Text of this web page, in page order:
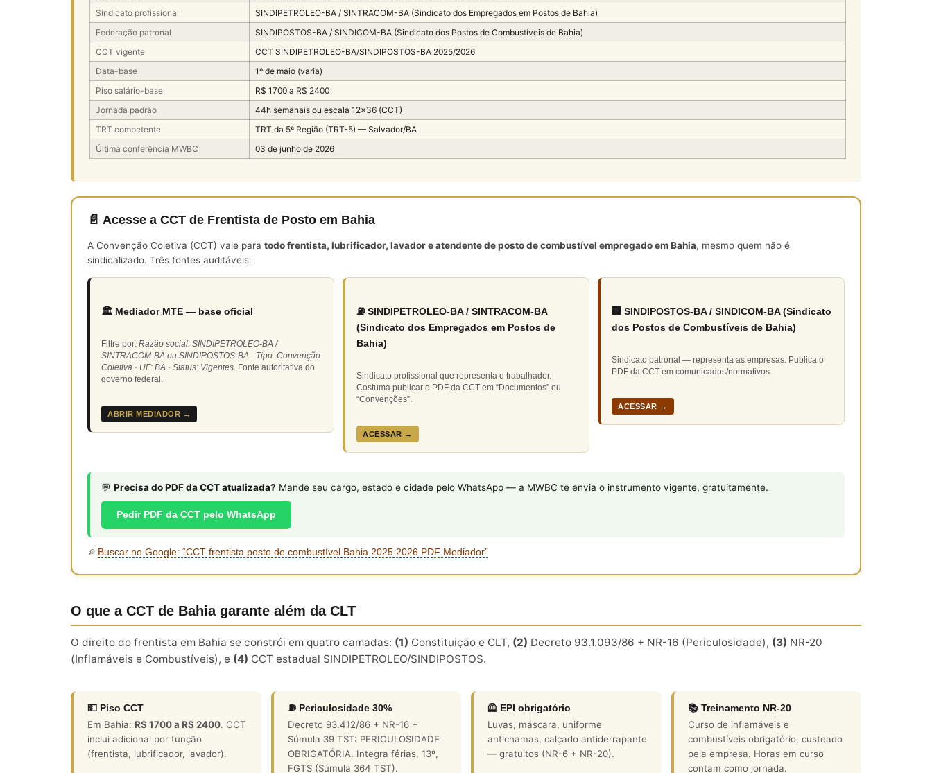
Sindicato profissional
SINDIPETROLEO-BA / SINTRACOM-BA (Sindicato dos Empregados em Postos de Bahia)
Federação patronal
SINDIPOSTOS-BA / SINDICOM-BA (Sindicato dos Postos de Combustíveis de Bahia)
CCT vigente
CCT SINDIPETROLEO-BA/SINDIPOSTOS-BA 2025/2026
Data-base
1º de maio (varia)
Piso salário-base
R$ 1700 a R$ 2400
Jornada padrão
44h semanais ou escala 12×36 (CCT)
TRT competente
TRT da 5ª Região (TRT-5) — Salvador/BA
Última conferência MWBC
03 de junho de 2026
📄 Acesse a CCT de Frentista de Posto em Bahia
A Convenção Coletiva (CCT) vale para todo frentista, lubrificador, lavador e atendente de posto de combustível empregado em Bahia, mesmo quem não é
sindicalizado. Três fontes auditáveis:
🏛️ Mediador MTE — base oficial
Filtre por: Razão social: SINDIPETROLEO-BA /
SINTRACOM-BA ou SINDIPOSTOS-BA · Tipo: Convenção
Coletiva · UF: BA · Status: Vigentes. Fonte autoritativa do
governo federal.
ABRIR MEDIADOR →
⛽ SINDIPETROLEO-BA / SINTRACOM-BA
(Sindicato dos Empregados em Postos de
Bahia)
Sindicato profissional que representa o trabalhador.
Costuma publicar o PDF da CCT em “Documentos” ou
“Convenções”.
ACESSAR →
🏢 SINDIPOSTOS-BA / SINDICOM-BA (Sindicato
dos Postos de Combustíveis de Bahia)
Sindicato patronal — representa as empresas. Publica o
PDF da CCT em comunicados/normativos.
ACESSAR →
💬 Precisa do PDF da CCT atualizada? Mande seu cargo, estado e cidade pelo WhatsApp — a MWBC te envia o instrumento vigente, gratuitamente.
Pedir PDF da CCT pelo WhatsApp
🔎 Buscar no Google: “CCT frentista posto de combustível Bahia 2025 2026 PDF Mediador”
O que a CCT de Bahia garante além da CLT
O direito do frentista em Bahia se constrói em quatro camadas: (1) Constituição e CLT, (2) Decreto 93.1.093/86 + NR-16 (Periculosidade), (3) NR-20
(Inflamáveis e Combustíveis), e (4) CCT estadual SINDIPETROLEO/SINDIPOSTOS.
💵 Piso CCT
Em Bahia: R$ 1700 a R$ 2400. CCT
inclui adicional por função
(frentista, lubrificador, lavador).
⛽ Periculosidade 30%
Decreto 93.412/86 + NR-16 +
Súmula 39 TST: PERICULOSIDADE
OBRIGATÓRIA. Integra férias, 13º,
FGTS (Súmula 364 TST).
🦺 EPI obrigatório
Luvas, máscara, uniforme
antichamas, calçado antiderrapante
— gratuitos (NR-6 + NR-20).
📚 Treinamento NR-20
Curso de inflamáveis e
combustíveis obrigatório, custeado
pela empresa. Horas em curso
contam como jornada.